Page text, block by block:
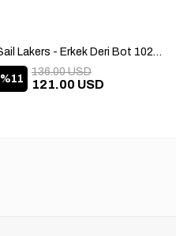
Sail Lakers - Erkek Deri Bot 102-3168-65390
%11 121.00 USD
136.00 USD